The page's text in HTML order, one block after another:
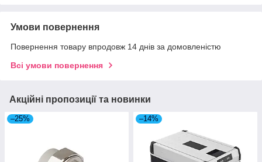
Умови повернення
Повернення товару впродовж 14 днів за домовленістю
Всі умови повернення
Акційні пропозиції та новинки
–25% –14%